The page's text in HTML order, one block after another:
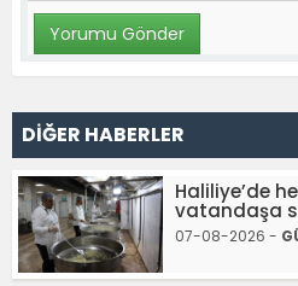
DİĞER HABERLER
Haliliye’de
vatandaşa
07-08-2026 -